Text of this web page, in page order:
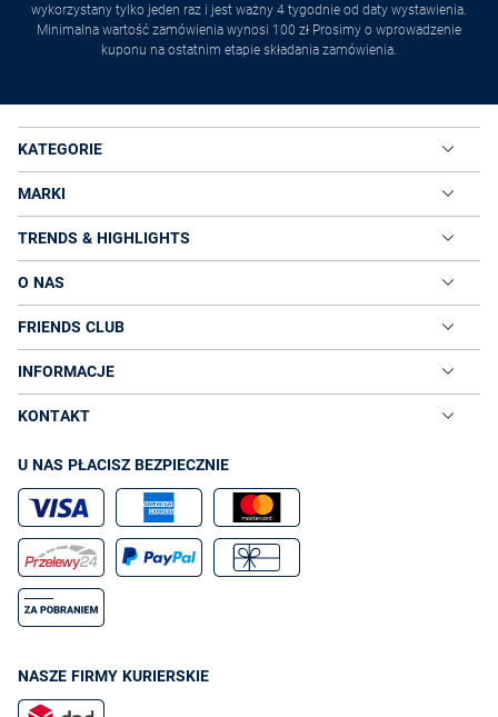
wykorzystany tylko jeden raz i jest ważny 4 tygodnie od daty wystawienia.
Minimalna wartość zamówienia wynosi 100 zł Prosimy o wprowadzenie
kuponu na ostatnim etapie składania zamówienia.
KATEGORIE
MARKI
TRENDS & HIGHLIGHTS
O NAS
FRIENDS CLUB
INFORMACJE
KONTAKT
U NAS PŁACISZ BEZPIECZNIE
NASZE FIRMY KURIERSKIE